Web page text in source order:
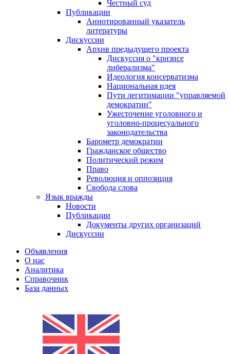
Честный суд
Публикации
Аннотированный указатель
литературы
Дискуссии
Архив предыдущего проекта
Дискуссия о "кризисе
либерализма"
Идеология консерватизма
Национальная идея
Пути легитимации "управляемой
демократии"
Ужесточение уголовного и
уголовно-процесуального
законодательства
Барометр демократии
Гражданское общество
Политический режим
Право
Революция и оппозиция
Свобода слова
Язык вражды
Новости
Публикации
Документы других организаций
Дискуссии
Объявления
О нас
Аналитика
Справочник
База данных